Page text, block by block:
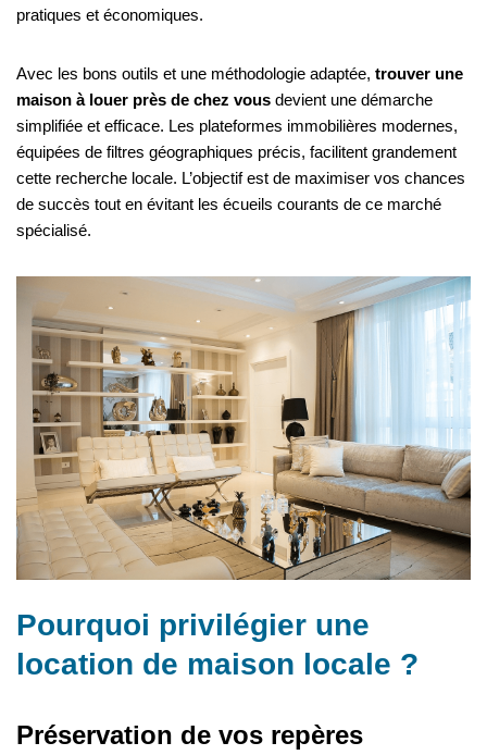
pratiques et économiques.
Avec les bons outils et une méthodologie adaptée, trouver une
maison à louer près de chez vous devient une démarche
simplifiée et efficace. Les plateformes immobilières modernes,
équipées de filtres géographiques précis, facilitent grandement
cette recherche locale. L’objectif est de maximiser vos chances
de succès tout en évitant les écueils courants de ce marché
spécialisé.
Pourquoi privilégier une
location de maison locale ?
Préservation de vos repères